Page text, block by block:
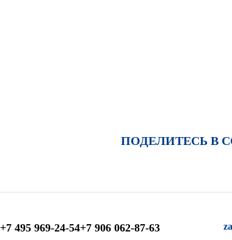
ПОДЕЛИТЕСЬ В
+7 495 969-24-54+7 906 062-87-63